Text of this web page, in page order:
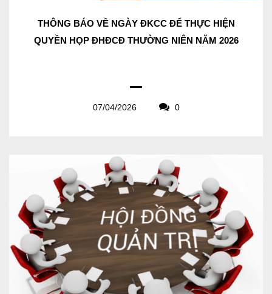
THÔNG BÁO VỀ NGÀY ĐKCC ĐỂ THỰC HIỆN
QUYỀN HỌP ĐHĐCĐ THƯỜNG NIÊN NĂM 2026
07/04/2026 0